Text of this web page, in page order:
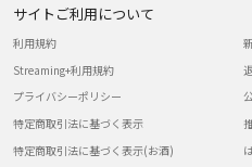
サイトご利用について
利用規約
Streaming+利用規約
プライバシーポリシー
特定商取引法に基づく表示
特定商取引法に基づく表示(お酒)